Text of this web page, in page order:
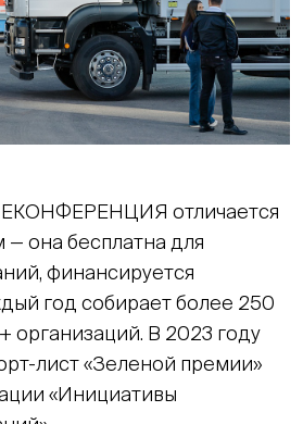
отличается
она бесплатна для
финансируется
год собирает более 250
организаций. В 2023 году
лист «Зеленой премии»
«Инициативы